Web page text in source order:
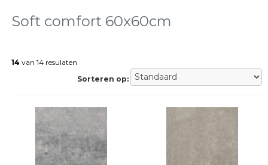
tegels
Natuursteen
Terrastegels
Balkontegels
Sierbestrating
Betonklinkers
Gebakken
Soft comfort 60x60cm
14 van 14 resulaten
Sorteren op: